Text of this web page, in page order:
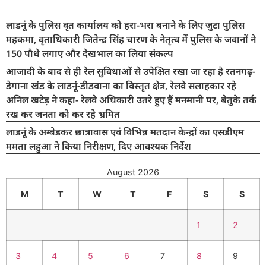
लाडनूं के पुलिस वृत कार्यालय को हरा-भरा बनाने के लिए जुटा पुलिस
महकमा, वृताधिकारी जितेन्द्र सिंह चारण के नेतृत्व में पुलिस के जवानों ने
150 पौधे लगाए और देखभाल का लिया संकल्प
आजादी के बाद से ही रेल सुविधाओं से उपेक्षित रखा जा रहा है रतनगढ़-
डेगाना खंड के लाडनूं-डीडवाना का विस्तृत क्षेत्र, रेलवे सलाहकार रहे
अनिल खटेड़ ने कहा- रेलवे अधिकारी उतरे हुए हैं मनमानी पर, बेतुके तर्क
रख कर जनता को कर रहे भ्रमित
लाडनूं के अम्बेडकर छात्रावास एवं विभिन्न मतदान केन्द्रों का एसडीएम
ममता लहुआ ने किया निरीक्षण, दिए आवश्यक निर्देश
August 2026
M T W T F S S
1 2
3 4 5 6 7 8 9